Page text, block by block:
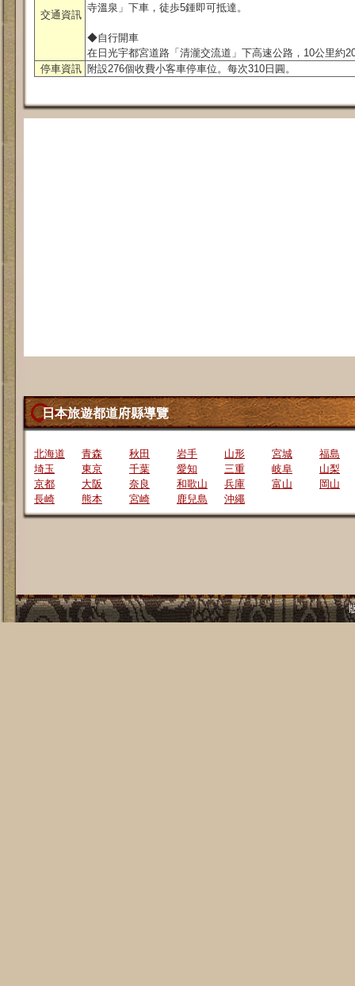
交通資訊
寺溫泉」下車，徒歩5鍾即可抵達。
◆自行開車
在日光宇都宮道路「清瀧交流道」下高速公路，10公里約
停車資訊 附設276個收費小客車停車位。每次310日圓。
日本旅遊都道府縣導覽
北海道 青森 秋田 岩手 山形 宮城
福島
埼玉
東京 千葉 愛知 三重 岐阜
山梨
京都
大阪 奈良 和歌山 兵庫 富山
岡山
長崎
熊本 宮崎 鹿兒島 沖繩